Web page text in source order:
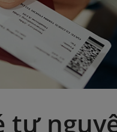
tự